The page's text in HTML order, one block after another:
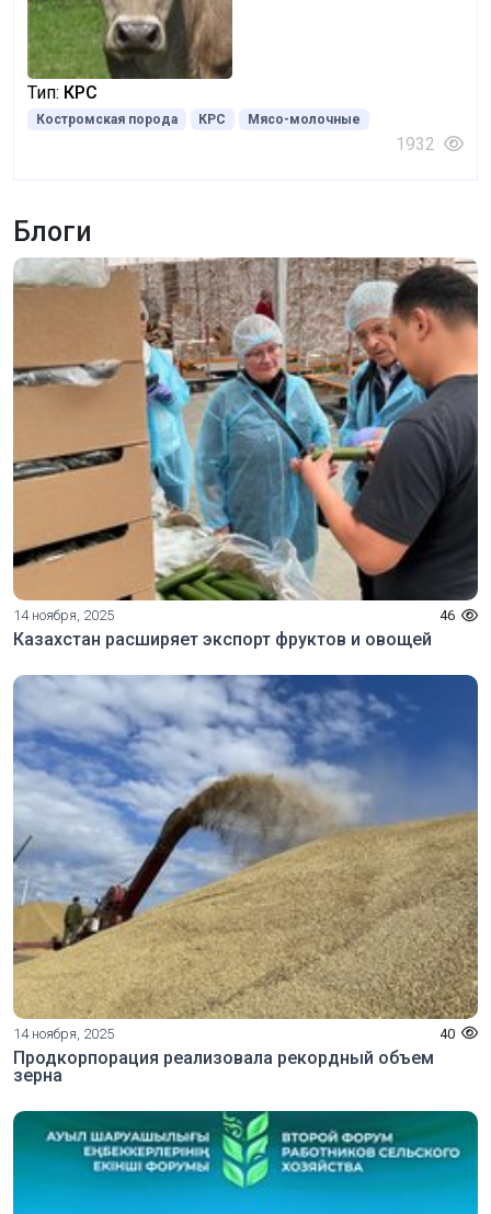
Тип: КРС
Костромская порода КРС Мясо-молочные
1932
Блоги
14 ноября, 2025 46
Казахстан расширяет экспорт фруктов и овощей
14 ноября, 2025 40
Продкорпорация реализовала рекордный объем
зерна